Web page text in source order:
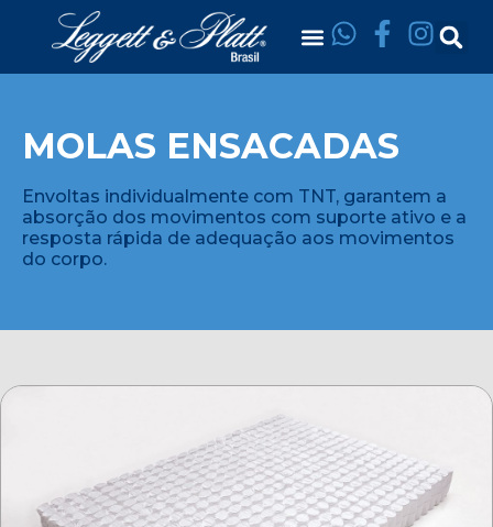
MOLAS ENSACADAS
Envoltas individualmente com TNT, garantem a
absorção dos movimentos com suporte ativo e a
resposta rápida de adequação aos movimentos
do corpo.